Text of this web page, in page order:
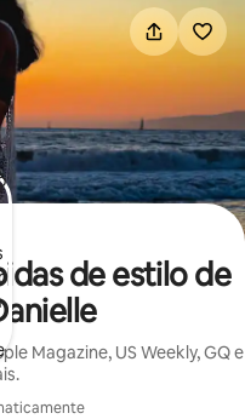
de estilo de
Magazine, US Weekly, GQ e